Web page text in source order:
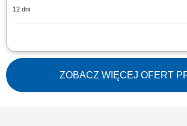
12 dni
Monitorowanie i aktualizacja harmonogramów
warsztatowej; Koordynacja prac związanych z
sekcjach warsztatowych; Nadzór i kontrola nad
procesów obsługowych zgodnie ze standardami
ZOBACZ WIĘCEJ OFERT